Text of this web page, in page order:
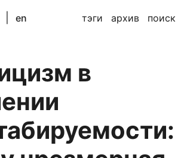
en тэги архив поиск
в